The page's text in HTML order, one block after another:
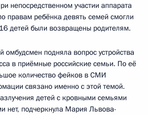
непосредственном участии аппарата
правам ребёнка девять семей смогли
детей были возвращены родителям.
омбудсмен подняла вопрос устройства
в приёмные российские семьи. По её
количество фейков в СМИ
связано именно с этой темой.
детей с кровными семьями
нет, подчеркнула Мария Львова-